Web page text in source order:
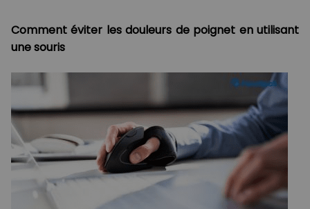
Comment éviter les douleurs de poignet en utilisant
une souris